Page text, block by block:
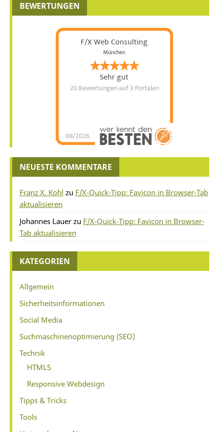
BEWERTUNGEN
F/X Web Consulting
München
Sehr gut
20 Bewertungenauf 3 Portalen
08/2026
NEUESTE KOMMENTARE
Franz X. Kohl zu F/X-Quick-Tipp: Favicon in Browser-Tab
aktualisieren
Johannes Lauerzu F/X-Quick-Tipp: Favicon in Browser-
Tab aktualisieren
KATEGORIEN
Allgemein
Sicherheitsinformationen
Social Media
Suchmaschinenoptimierung (SEO)
Technik
HTML5
Responsive Webdesign
Tipps & Tricks
Tools